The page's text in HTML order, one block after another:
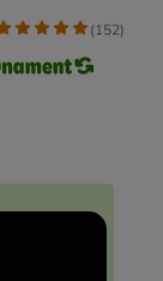
(152)